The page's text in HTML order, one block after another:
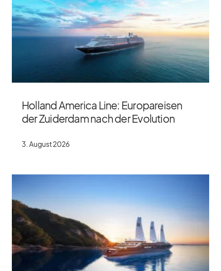
Holland America Line: Europareisen
der Zuiderdam nach der Evolution
3. Au­gust 2026